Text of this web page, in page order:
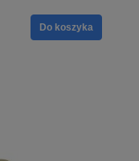
Do koszyka